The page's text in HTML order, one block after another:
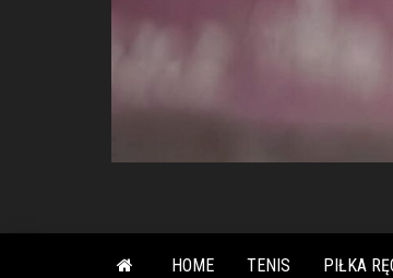
HOME TENIS PIŁKA